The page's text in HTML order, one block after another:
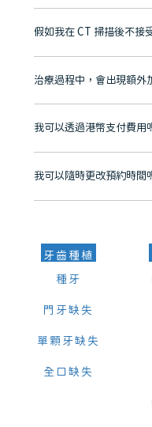
維港口腔踐行「醫道濟世」
牌」、「2025香港企業領袖
至今已服務超過三十個國家
市市民極高的口碑評價及信
有咨詢及服務保障中心，有
假如我在 CT 掃描後不接
不會！只要未開始實際服務
治療過程中，會出現額外
不會，治療前我們會詳細說
我可以透過港幣支付費用
可以。維港口腔會按照當日
我可以隨時更改預約時間
可以，請盡早通過wechat或
牙齒種植
種牙
門牙缺失
單顆牙缺失
全口缺失